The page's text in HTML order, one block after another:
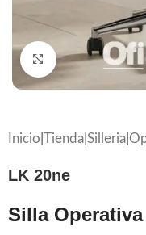
Click to enlarge
Inicio Tienda Silleria
LK 20ne
Silla Operativa